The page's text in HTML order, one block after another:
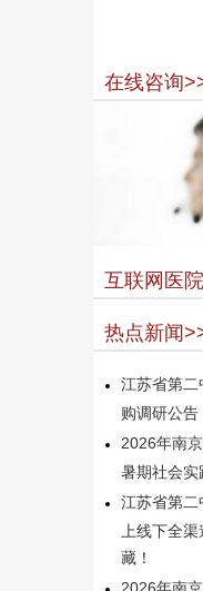
在线咨询
互联网医
热点新闻
江苏省第二
购调研公告
2026年南
暑期社会实
江苏省第
上线下全
藏！
2026年南